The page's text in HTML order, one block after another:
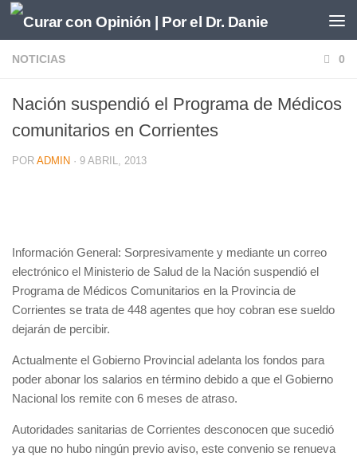
Saltar al contenido
NOTICIAS 0
Nación suspendió el Programa de Médicos
comunitarios en Corrientes
POR ADMIN · 9 ABRIL, 2013
Información General: Sorpresivamente y mediante un correo
electrónico el Ministerio de Salud de la Nación suspendió el
Programa de Médicos Comunitarios en la Provincia de
Corrientes se trata de 448 agentes que hoy cobran ese sueldo
dejarán de percibir.
Actualmente el Gobierno Provincial adelanta los fondos para
poder abonar los salarios en término debido a que el Gobierno
Nacional los remite con 6 meses de atraso.
Autoridades sanitarias de Corrientes desconocen que sucedió
ya que no hubo ningún previo aviso, este convenio se renueva